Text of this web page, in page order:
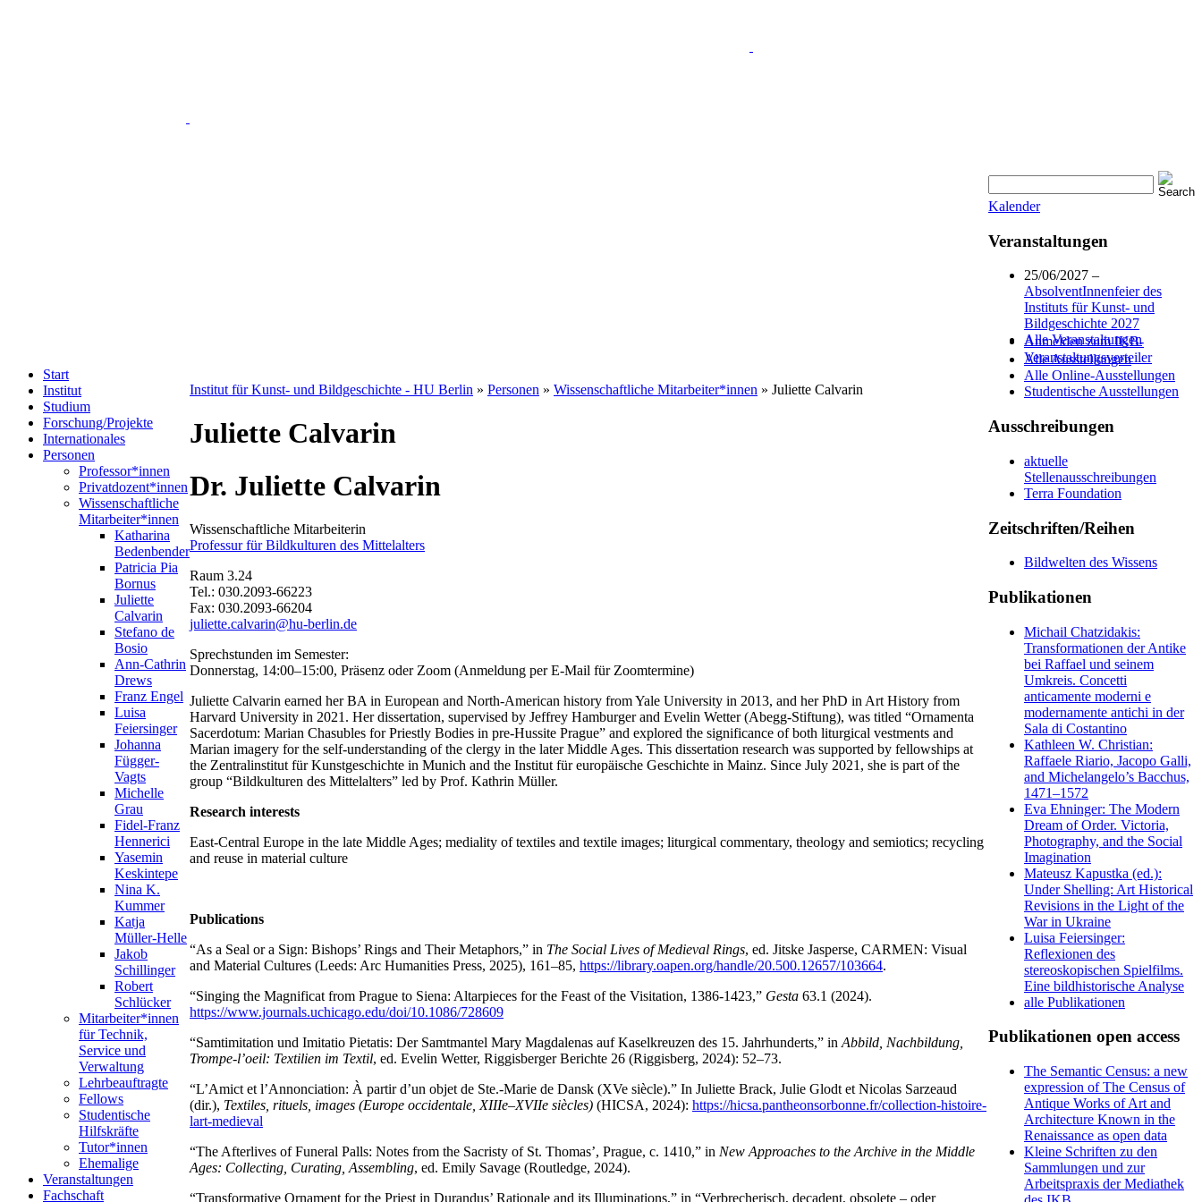
Start
Institut
Studium
Forschung/Projekte
Internationales
Personen
Professor*innen
Privatdozent*innen
Wissenschaftliche
Mitarbeiter*innen
Katharina
Bedenbender
Patricia Pia
Bornus
Juliette
Calvarin
Stefano de
Bosio
Ann-Cathrin
Drews
Franz Engel
Luisa
Feiersinger
Johanna
Függer-
Vagts
Michelle
Grau
Fidel-Franz
Hennerici
Yasemin
Keskintepe
Nina K.
Kummer
Katja
Müller-Helle
Jakob
Schillinger
Robert
Schlücker
Mitarbeiter*innen
für Technik,
Service und
Verwaltung
Lehrbeauftragte
Fellows
Studentische
Hilfskräfte
Tutor*innen
Ehemalige
Veranstaltungen
Fachschaft
Institut für Kunst- und Bildgeschichte - HU Berlin » Personen » Wissenschaftliche Mitarbeiter*innen » Juliette Calvarin
Juliette Calvarin
Dr. Juliette Calvarin
Wissenschaftliche Mitarbeiterin
Professur für Bildkulturen des Mittelalters
Raum 3.24
Tel.: 030.2093-66223
Fax: 030.2093-66204
juliette.calvarin@hu-berlin.de
Sprechstunden im Semester:
Donnerstag, 14:00–15:00, Präsenz oder Zoom (Anmeldung per E-Mail für Zoomtermine)
Juliette Calvarin earned her BA in European and North-American history from Yale University in 2013, and her PhD in Art History from
Harvard University in 2021. Her dissertation, supervised by Jeffrey Hamburger and Evelin Wetter (Abegg-Stiftung), was titled “Ornamenta
Sacerdotum: Marian Chasubles for Priestly Bodies in pre-Hussite Prague” and explored the significance of both liturgical vestments and
Marian imagery for the self-understanding of the clergy in the later Middle Ages. This dissertation research was supported by fellowships at
the Zentralinstitut für Kunstgeschichte in Munich and the Institut für europäische Geschichte in Mainz. Since July 2021, she is part of the
group “Bildkulturen des Mittelalters” led by Prof. Kathrin Müller.
Research interests
East-Central Europe in the late Middle Ages; mediality of textiles and textile images; liturgical commentary, theology and semiotics; recycling
and reuse in material culture
Publications
“As a Seal or a Sign: Bishops’ Rings and Their Metaphors,” in The Social Lives of Medieval Rings, ed. Jitske Jasperse, CARMEN: Visual
and Material Cultures (Leeds: Arc Humanities Press, 2025), 161–85, https://library.oapen.org/handle/20.500.12657/103664.
“Singing the Magnificat from Prague to Siena: Altarpieces for the Feast of the Visitation, 1386-1423,” Gesta 63.1 (2024).
https://www.journals.uchicago.edu/doi/10.1086/728609
“Samtimitation und Imitatio Pietatis: Der Samtmantel Mary Magdalenas auf Kaselkreuzen des 15. Jahrhunderts,” in Abbild, Nachbildung,
Trompe-l’oeil: Textilien im Textil, ed. Evelin Wetter, Riggisberger Berichte 26 (Riggisberg, 2024): 52–73.
“L’Amict et l’Annonciation: À partir d’un objet de Ste.-Marie de Dansk (XVe siècle).” In Juliette Brack, Julie Glodt et Nicolas Sarzeaud
(dir.), Textiles, rituels, images (Europe occidentale, XIIIe–XVIIe siècles) (HICSA, 2024): https://hicsa.pantheonsorbonne.fr/collection-histoire-
lart-medieval
“The Afterlives of Funeral Palls: Notes from the Sacristy of St. Thomas’, Prague, c. 1410,” in New Approaches to the Archive in the Middle
Ages: Collecting, Curating, Assembling, ed. Emily Savage (Routledge, 2024).
“Transformative Ornament for the Priest in Durandus’ Rationale and its Illuminations,” in “Verbrecherisch, decadent, obsolete – oder
Kalender
Veranstaltungen
25/06/2027 –
AbsolventInnenfeier des
Instituts für Kunst- und
Bildgeschichte 2027
Alle Veranstaltungen
Anmelden zum IKB-
Veranstaltungsverteiler
Alle Ausstellungen
Alle Online-Ausstellungen
Studentische Ausstellungen
Ausschreibungen
aktuelle
Stellenausschreibungen
Terra Foundation
Zeitschriften/Reihen
Bildwelten des Wissens
Publikationen
Michail Chatzidakis:
Transformationen der Antike
bei Raffael und seinem
Umkreis. Concetti
anticamente moderni e
modernamente antichi in der
Sala di Costantino
Kathleen W. Christian:
Raffaele Riario, Jacopo Galli,
and Michelangelo’s Bacchus,
1471–1572
Eva Ehninger: The Modern
Dream of Order. Victoria,
Photography, and the Social
Imagination
Mateusz Kapustka (ed.):
Under Shelling: Art Historical
Revisions in the Light of the
War in Ukraine
Luisa Feiersinger:
Reflexionen des
stereoskopischen Spielfilms.
Eine bildhistorische Analyse
alle Publikationen
Publikationen open access
The Semantic Census: a new
expression of The Census of
Antique Works of Art and
Architecture Known in the
Renaissance as open data
Kleine Schriften zu den
Sammlungen und zur
Arbeitspraxis der Mediathek